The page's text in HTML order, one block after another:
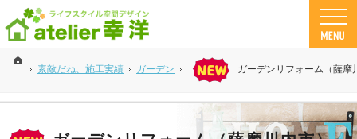
素敵だね、施工実績
ガーデン ガーデンリフォーム（薩摩
鹿児島 県の工務店、注文住宅なら幸洋。自然素材とデザインで「さわや家」な家づくりが
工務店・注文住宅 幸洋の自然素材住宅